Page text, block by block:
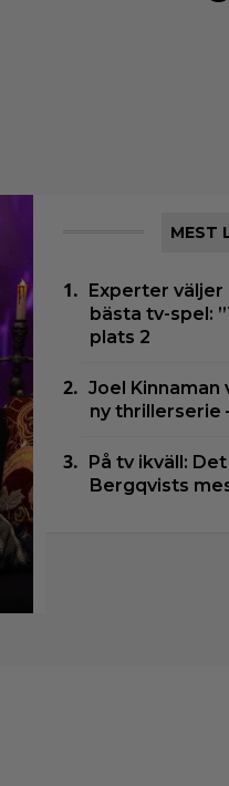
MEST
Experter väljer
bästa tv-spel:
plats 2
Joel Kinnaman
ny thrillerserie
På tv ikväll:
Bergqvists